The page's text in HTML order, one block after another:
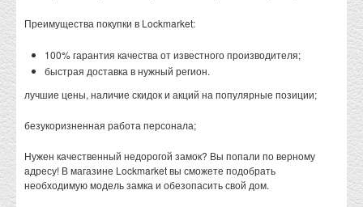
Преимущества покупки в Lockmarket:
100% гарантия качества от известного производителя;
быстрая доставка в нужный регион.
лучшие цены, наличие скидок и акций на популярные позиции;
безукоризненная работа персонала;
Нужен качественный недорогой замок? Вы попали по верному
адресу! В магазине Lockmarket вы сможете подобрать
необходимую модель замка и обезопасить свой дом.